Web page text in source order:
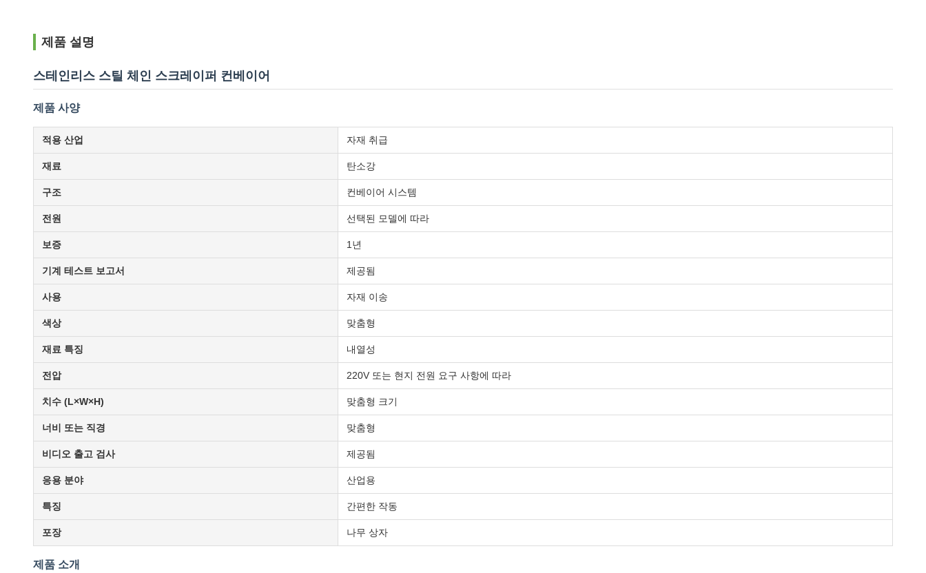
제품 설명
스테인리스 스틸 체인 스크레이퍼 컨베이어
제품 사양
적용 산업 자재 취급
재료 탄소강
구조 컨베이어 시스템
전원 선택된 모델에 따라
보증 1년
기계 테스트 보고서 제공됨
사용 자재 이송
색상 맞춤형
재료 특징 내열성
전압 220V 또는 현지 전원 요구 사항에 따라
치수 (L×W×H) 맞춤형 크기
너비 또는 직경 맞춤형
비디오 출고 검사 제공됨
응용 분야 산업용
특징 간편한 작동
포장 나무 상자
제품 소개